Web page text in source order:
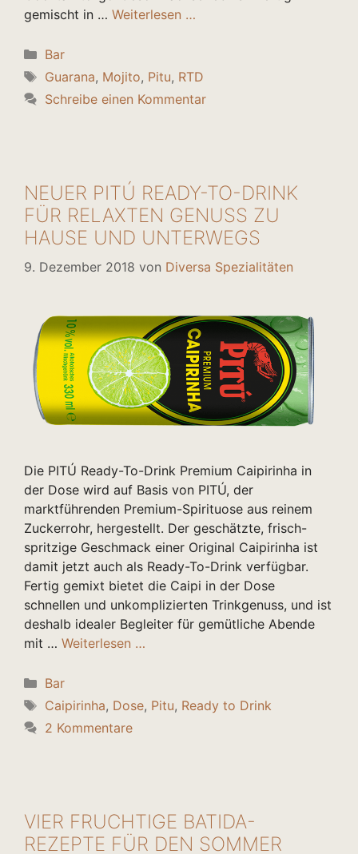
gemischt in … Weiterlesen …
Kategorien
Bar
Schlagwörter
Guarana, Mojito, Pitu, RTD
Schreibe einen Kommentar
NEUER PITÚ READY-TO-DRINK
FÜR RELAXTEN GENUSS ZU
HAUSE UND UNTERWEGS
9. Dezember 2018 von Diversa Spezialitäten
Die PITÚ Ready-To-Drink Premium Caipirinha in
der Dose wird auf Basis von PITÚ, der
marktführenden Premium-Spirituose aus reinem
Zuckerrohr, hergestellt. Der geschätzte, frisch-
spritzige Geschmack einer Original Caipirinha ist
damit jetzt auch als Ready-To-Drink verfügbar.
Fertig gemixt bietet die Caipi in der Dose
schnellen und unkomplizierten Trinkgenuss, und ist
deshalb idealer Begleiter für gemütliche Abende
mit … Weiterlesen …
Kategorien
Bar
Schlagwörter
Caipirinha, Dose, Pitu, Ready to Drink
2 Kommentare
VIER FRUCHTIGE BATIDA-
REZEPTE FÜR DEN SOMMER